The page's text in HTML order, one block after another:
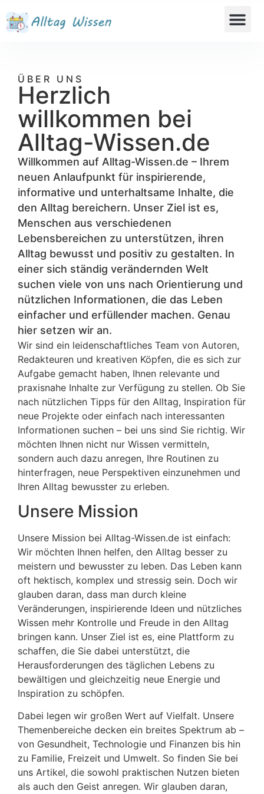
ÜBER UNS
Herzlich
willkommen bei
Alltag-Wissen.de
Willkommen auf Alltag-Wissen.de – Ihrem
neuen Anlaufpunkt für inspirierende,
informative und unterhaltsame Inhalte, die
den Alltag bereichern. Unser Ziel ist es,
Menschen aus verschiedenen
Lebensbereichen zu unterstützen, ihren
Alltag bewusst und positiv zu gestalten. In
einer sich ständig verändernden Welt
suchen viele von uns nach Orientierung und
nützlichen Informationen, die das Leben
einfacher und erfüllender machen. Genau
hier setzen wir an.
Wir sind ein leidenschaftliches Team von Autoren,
Redakteuren und kreativen Köpfen, die es sich zur
Aufgabe gemacht haben, Ihnen relevante und
praxisnahe Inhalte zur Verfügung zu stellen. Ob Sie
nach nützlichen Tipps für den Alltag, Inspiration für
neue Projekte oder einfach nach interessanten
Informationen suchen – bei uns sind Sie richtig. Wir
möchten Ihnen nicht nur Wissen vermitteln,
sondern auch dazu anregen, Ihre Routinen zu
hinterfragen, neue Perspektiven einzunehmen und
Ihren Alltag bewusster zu erleben.
Unsere Mission
Unsere Mission bei Alltag-Wissen.de ist einfach:
Wir möchten Ihnen helfen, den Alltag besser zu
meistern und bewusster zu leben. Das Leben kann
oft hektisch, komplex und stressig sein. Doch wir
glauben daran, dass man durch kleine
Veränderungen, inspirierende Ideen und nützliches
Wissen mehr Kontrolle und Freude in den Alltag
bringen kann. Unser Ziel ist es, eine Plattform zu
schaffen, die Sie dabei unterstützt, die
Herausforderungen des täglichen Lebens zu
bewältigen und gleichzeitig neue Energie und
Inspiration zu schöpfen.
Dabei legen wir großen Wert auf Vielfalt. Unsere
Themenbereiche decken ein breites Spektrum ab –
von Gesundheit, Technologie und Finanzen bis hin
zu Familie, Freizeit und Umwelt. So finden Sie bei
uns Artikel, die sowohl praktischen Nutzen bieten
als auch den Geist anregen. Wir glauben daran,